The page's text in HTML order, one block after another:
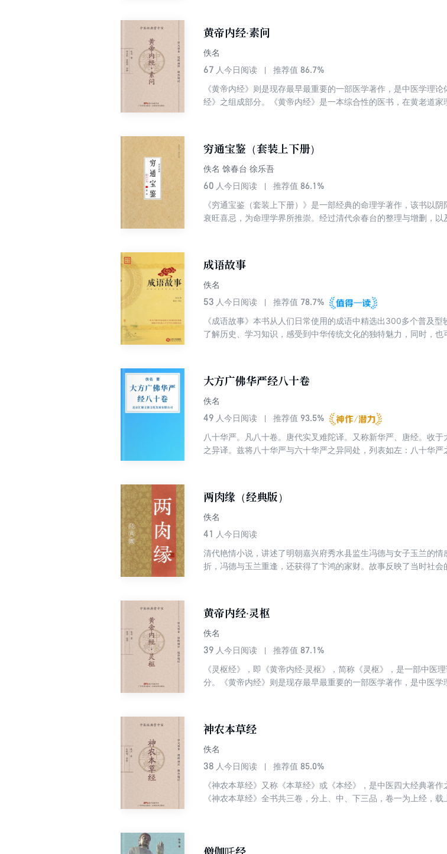
黄帝内经·素问
佚名
67 人今日阅读 推荐值 86.7%
《黄帝内经》则是现存最早最重要的一部医学著作，是中医学理
经》之组成部分。《黄帝内经》是一本综合性的医书，在黄老道家
相应之学说；不治已病治未病之预防思想；阴阳五行及气运对中
学为主而又望闻问切全面论述之诊断；针砭灸摩、汤液醪醴之运
治则；对咳、疟、痹、风、厥、痿及热病、奇病等具体疾病之认
释，其时第七卷已亡佚。唐王冰得先师张公秘本，补其所亡，广为
穷通宝鉴（套装上下册）
佚名 馀春台 徐乐吾
60 人今日阅读 推荐值 86.1%
《穷通宝鉴（套装上下册）》是一部经典的命理学著作，该书以
衰旺喜忌，为命理学界所推崇。经过清代余春台的整理与增删，
成语故事
佚名
53 人今日阅读 推荐值 78.7%
《成语故事》本书从人们日常使用的成语中精选出300多个普及
了解历史、学习知识，感受到中华传统文化的独特魅力，同时，也
大方广佛华严经八十卷
佚名
49 人今日阅读 推荐值 93.5%
八十华严。凡八十卷。唐代实叉难陀译。又称新华严、唐经。收
之异译。兹将八十华严与六十华严之异同处，列表如左：八十华
藏本之别译有第十一品、第三十二品等二品。上述西藏本之文句
卷（慧苑）、华严经疏三十卷（神秀）、华严经疏六十卷（澄观
等。
两肉缘（经典版）
佚名
41 人今日阅读
清代艳情小说，讲述了明朝嘉兴府秀水县监生冯德与女子玉兰的
折，冯德与玉兰重逢，还获得了卞鸿的家财。故事反映了当时社会
黄帝内经·灵枢
佚名
39 人今日阅读 推荐值 87.1%
《灵枢经》，即《黄帝内经·灵枢》，简称《灵枢》，是一部中
分。《黄帝内经》则是现存最早最重要的一部医学著作，是中医
神农本草经
佚名
38 人今日阅读 推荐值 85.0%
《神农本草经》又称《本草经》或《本经》，是中医四大经典著
《神农本草经》全书共三卷，分上、中、下三品，卷一为上经，
僧伽吒经